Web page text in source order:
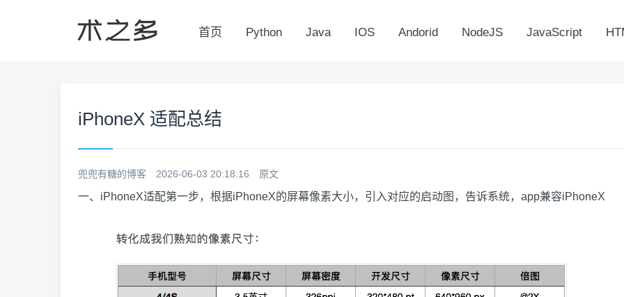
首页 Python Java IOS Andorid NodeJS JavaScript
iPhoneX 适配总结
兜兜有糖的博客 2026-06-03 20:18:16 原文
一、iPhoneX适配第一步，根据iPhoneX的屏幕像素大小，引入对应的启动图，告诉系统，app兼容iPhoneX